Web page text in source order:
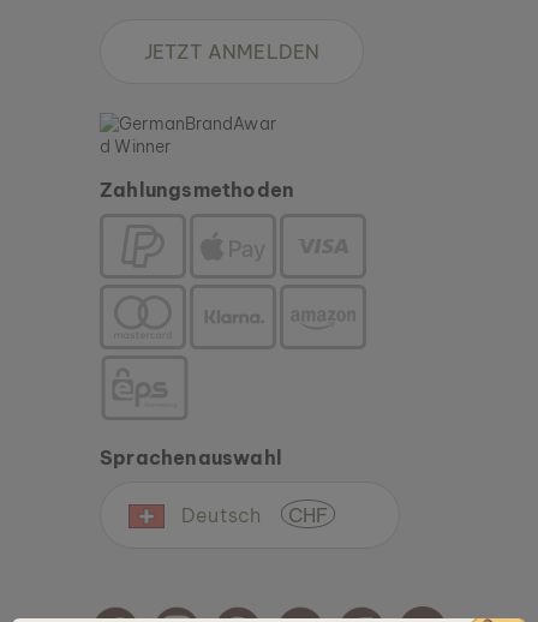
JETZT ANMELDEN
Zahlungsmethoden
Sprachenauswahl
Deutsch CHF